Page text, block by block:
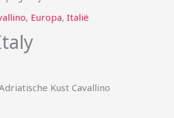
, Europa, Italië
Kust Cavallino